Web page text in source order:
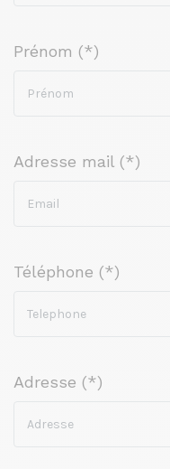
Prénom (*)
Adresse mail (*)
Téléphone (*)
Adresse (*)